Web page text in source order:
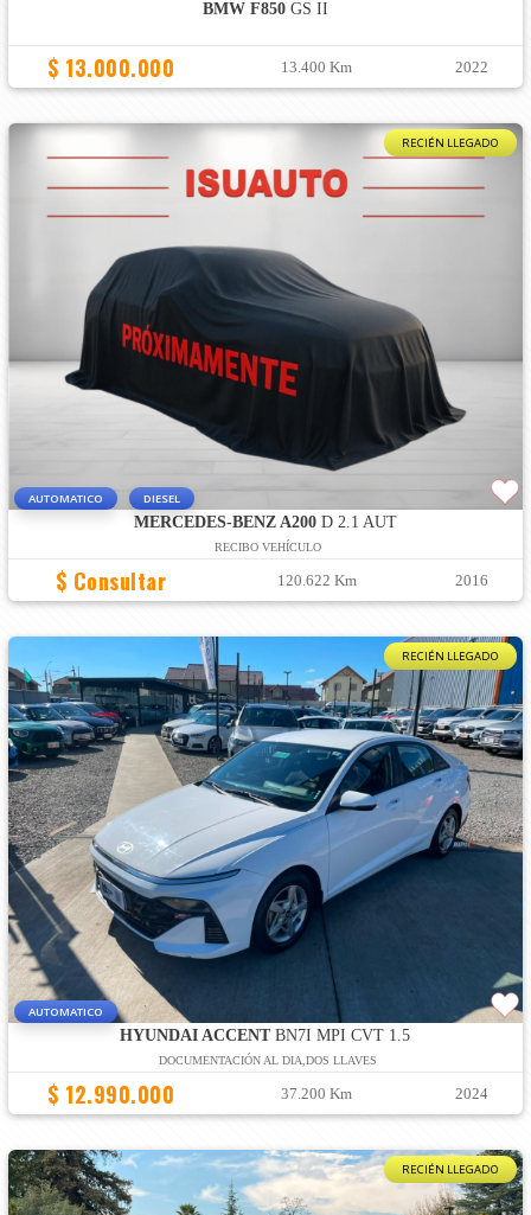
BMW F850GS II
$ 13.000.000 13.400 Km 2022
RECIÉN LLEGADO
AUTOMATICO DIESEL
MERCEDES-BENZ A200D 2.1 AUT
RECIBO VEHÍCULO
$ Consultar 120.622 Km 2016
RECIÉN LLEGADO
AUTOMATICO
HYUNDAI ACCENTBN7I MPI CVT 1.5
DOCUMENTACIÓN AL DIA,DOS LLAVES
$ 12.990.000 37.200 Km 2024
RECIÉN LLEGADO